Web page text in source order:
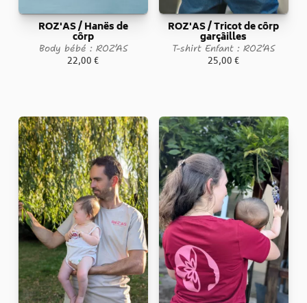
ROZ'AS / Hanës de
côrp
Body bébé : ROZ’AS
22,00€
ROZ'AS / Tricot de côrp
garçâilles
T-shirt Enfant : ROZ’AS
25,00€